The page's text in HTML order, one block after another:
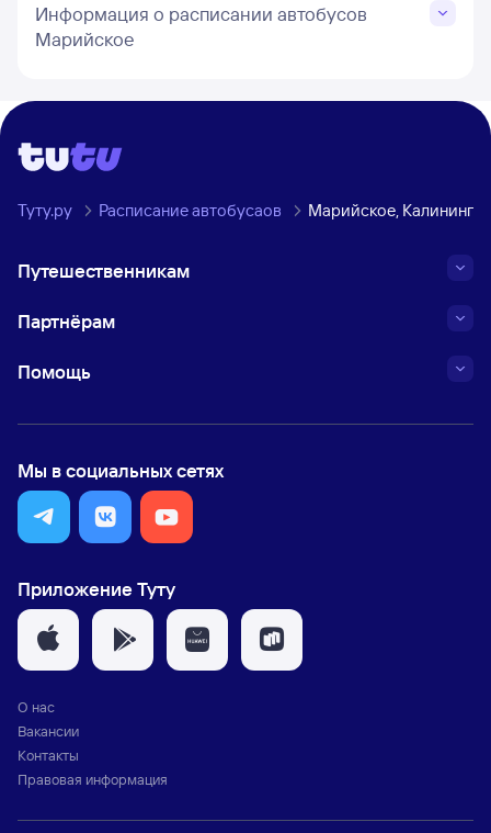
Информация о расписании автобусов
Марийское
Туту.ру Расписание автобусаов Марийское,
Путешественникам
Партнёрам
Помощь
Мы в социальных сетях
Приложение Туту
О нас
Вакансии
Контакты
Правовая информация